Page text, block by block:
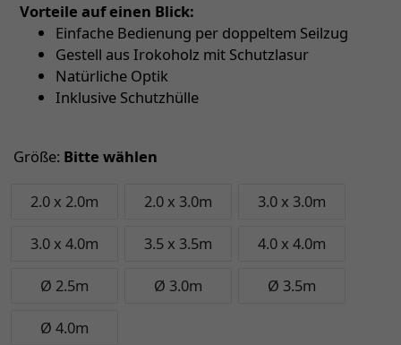
Vorteile auf einen Blick:
Einfache Bedienung per doppeltem Seilzug
Gestell aus Irokoholz mit Schutzlasur
Natürliche Optik
Inklusive Schutzhülle
Größe: Bitte wählen
2.0 x 2.0m 2.0 x 3.0m 3.0 x 3.0m
3.0 x 4.0m 3.5 x 3.5m 4.0 x 4.0m
Ø 2.5m Ø 3.0m Ø 3.5m
Ø 4.0m